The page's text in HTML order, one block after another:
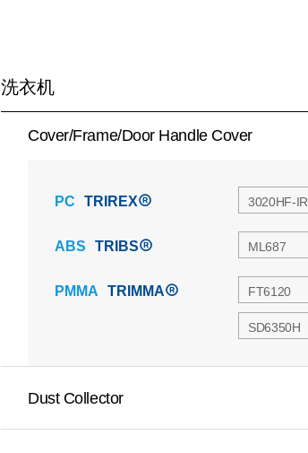
洗衣机
Cover/Frame/Door Handle Cover
PC TRIREX 3020HF-IR
ABS TRIBS ML687
PMMA TRIMMA FT6120
SD6350H
Dust Collector